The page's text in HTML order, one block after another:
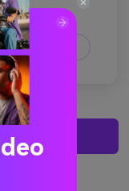
yang serupa ↗
Ai Saya